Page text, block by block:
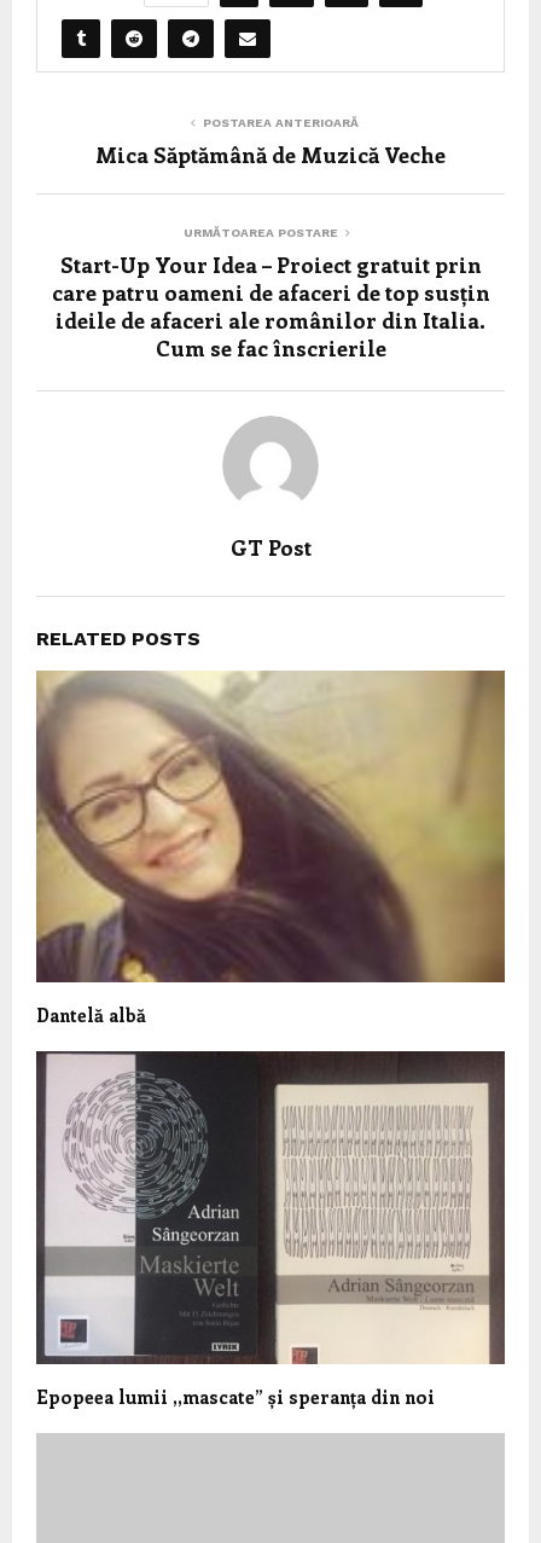
POSTAREA ANTERIOARĂ
Mica Săptămână de Muzică Veche
URMĂTOAREA POSTARE
Start-Up Your Idea – Proiect gratuit prin
care patru oameni de afaceri de top susțin
ideile de afaceri ale românilor din Italia.
Cum se fac înscrierile
GT Post
RELATED POSTS
Dantelă albă
Epopeea lumii ,,mascate” și speranța din noi